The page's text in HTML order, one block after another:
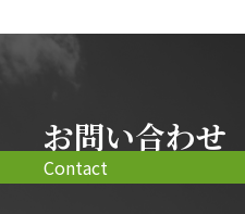
お問い合わせ
Contact